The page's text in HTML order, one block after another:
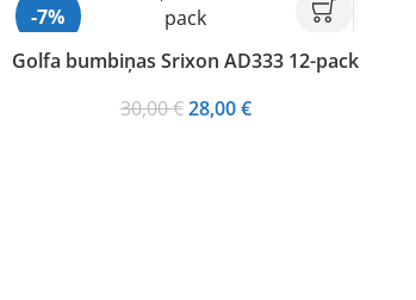
-7%
Golfa bumbiņas Srixon AD333 12-pack
30,00€ Original
28,00€Current